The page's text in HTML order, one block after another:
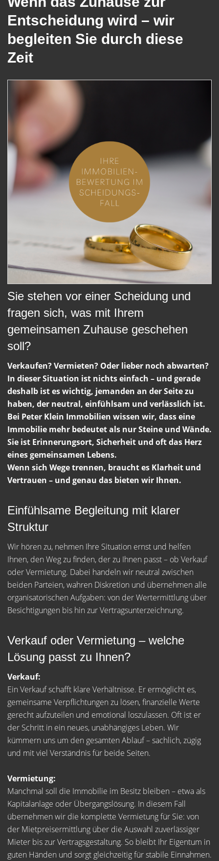
Entscheidung wird – wir
begleiten Sie durch diese
Zeit
Sie stehen vor einer Scheidung und
fragen sich, was mit Ihrem
gemeinsamen Zuhause geschehen
soll?
Verkaufen? Vermieten? Oder lieber noch abwarten?
In dieser Situation ist nichts einfach – und gerade
deshalb ist es wichtig, jemanden an der Seite zu
haben, der neutral, einfühlsam und verlässlich ist.
Bei Peter Klein Immobilien wissen wir, dass eine
Immobilie mehr bedeutet als nur Steine und Wände.
Sie ist Erinnerungsort, Sicherheit und oft das Herz
eines gemeinsamen Lebens.
Wenn sich Wege trennen, braucht es Klarheit und
Vertrauen – und genau das bieten wir Ihnen.
Einfühlsame Begleitung mit klarer
Struktur
Wir hören zu, nehmen Ihre Situation ernst und helfen
Ihnen, den Weg zu finden, der zu Ihnen passt – ob Verkauf
oder Vermietung. Dabei handeln wir neutral zwischen
beiden Parteien, wahren Diskretion und übernehmen alle
organisatorischen Aufgaben: von der Wertermittlung über
Besichtigungen bis hin zur Vertragsunterzeichnung.
Verkauf oder Vermietung – welche
Lösung passt zu Ihnen?
Verkauf:
Ein Verkauf schafft klare Verhältnisse. Er ermöglicht es,
gemeinsame Verpflichtungen zu lösen, finanzielle Werte
gerecht aufzuteilen und emotional loszulassen. Oft ist er
der Schritt in ein neues, unabhängiges Leben. Wir
kümmern uns um den gesamten Ablauf – sachlich, zügig
und mit viel Verständnis für beide Seiten.
Vermietung:
Manchmal soll die Immobilie im Besitz bleiben – etwa als
Kapitalanlage oder Übergangslösung. In diesem Fall
übernehmen wir die komplette Vermietung für Sie: von
der Mietpreisermittlung über die Auswahl zuverlässiger
Mieter bis zur Vertragsgestaltung. So bleibt Ihr Eigentum in
guten Händen und sorgt gleichzeitig für stabile Einnahmen.